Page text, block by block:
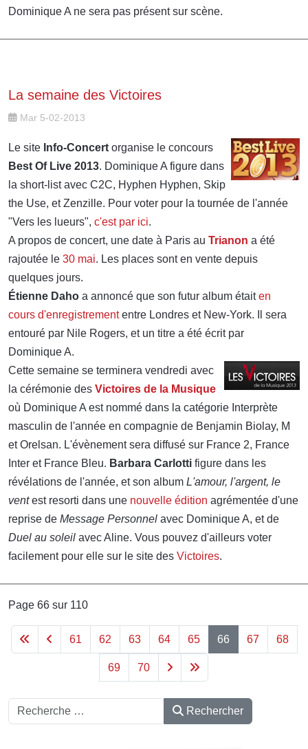
Dominique A ne sera pas présent sur scène.
La semaine des Victoires
Mar 5-02-2013
Le site Info-Concert organise le concours
Best Of Live 2013. Dominique A figure dans
la short-list avec C2C, Hyphen Hyphen, Skip
the Use, et Zenzille. Pour voter pour la tournée de l'année
"Vers les lueurs", c'est par ici.
A propos de concert, une date à Paris au Trianon a été
rajoutée le 30 mai. Les places sont en vente depuis
quelques jours.
Étienne Daho a annoncé que son futur album étaiten
cours d'enregistremententre Londres et New-York. Il sera
entouré par Nile Rogers, et un titre a été écrit par
Dominique A.
Cette semaine se terminera vendredi avec
la cérémonie des Victoires de la Musique
où Dominique A est nommé dans la catégorie Interprète
masculin de l'année en compagnie de Benjamin Biolay, M
et Orelsan. L'évènement sera diffusé sur France 2, France
Inter et France Bleu. Barbara Carlotti figure dans les
révélations de l'année, et son album L'amour, l'argent, le
ventest resorti dans une nouvelle édition agrémentée d'une
reprise de Message Personnel avec Dominique A, et de
Duel au soleil avec Aline. Vous pouvez d'ailleurs voter
facilement pour elle sur le site des Victoires.
Page 66 sur 110
61 62 63 64 65 66 67 68
69 70
Rechercher Rechercher